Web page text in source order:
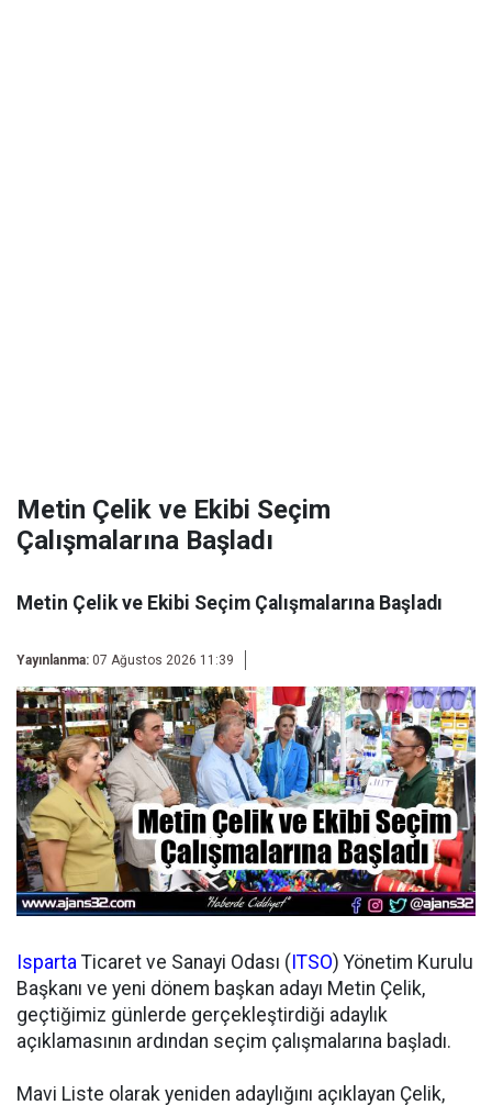
Metin Çelik ve Ekibi Seçim
Çalışmalarına Başladı
Metin Çelik ve Ekibi Seçim Çalışmalarına Başladı
Yayınlanma: 07 Ağustos 2026 11:39
Isparta Ticaret ve Sanayi Odası ( ITSO) Yönetim Kurulu
Başkanı ve yeni dönem başkan adayı Metin Çelik,
geçtiğimiz günlerde gerçekleştirdiği adaylık
açıklamasının ardından seçim çalışmalarına başladı.
Mavi Liste olarak yeniden adaylığını açıklayan Çelik,